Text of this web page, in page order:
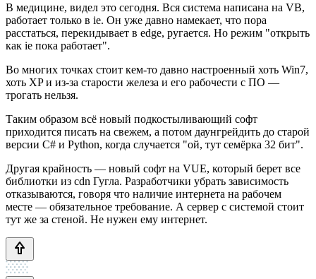
В медицине, видел это сегодня. Вся система написана на VB,
работает только в ie. Он уже давно намекает, что пора
расстаться, перекидывает в edge, ругается. Но режим "открыть
как ie пока работает".
Во многих точках стоит кем-то давно настроенный хоть Win7,
хоть XP и из-за старости железа и его рабочести с ПО —
трогать нельзя.
Таким образом всё новый подкостыливающий софт
приходится писать на свежем, а потом даунгрейдить до старой
версии C# и Python, когда случается "ой, тут семёрка 32 бит".
Другая крайность — новый софт на VUE, который берет все
библиотки из cdn Гугла. Разработчики убрать зависимость
отказываются, говоря что наличие интернета на рабочем
месте — обязательное требование. А сервер с системой стоит
тут же за стеной. Не нужен ему интернет.